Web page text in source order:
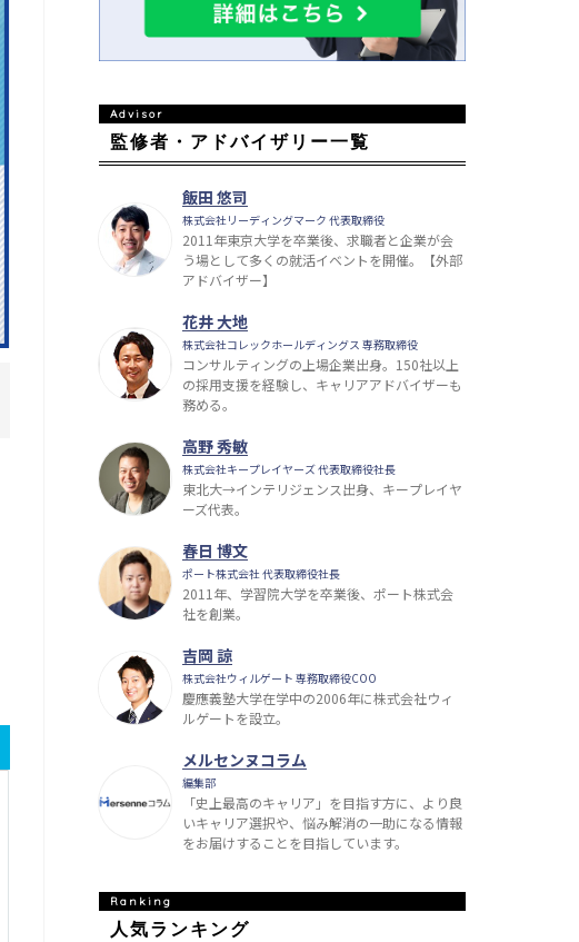
監修者・アドバイザリー一覧
飯田 悠司
株式会社リーディングマーク 代表取締役
2011年東京大学を卒業後、求職者と企業が会
う場として多くの就活イベントを開催。【外部
アドバイザー】
花井 大地
株式会社コレックホールディングス 専務取締役
コンサルティングの上場企業出身。150社以上
の採用支援を経験し、キャリアアドバイザーも
務める。
高野 秀敏
株式会社キープレイヤーズ 代表取締役社長
東北大→インテリジェンス出身、キープレイヤ
ーズ代表。
春日 博文
ポート株式会社 代表取締役社長
2011年、学習院大学を卒業後、ポート株式会
社を創業。
吉岡 諒
株式会社ウィルゲート 専務取締役COO
慶應義塾大学在学中の2006年に株式会社ウィ
ルゲートを設立。
メルセンヌコラム
編集部
「史上最高のキャリア」を目指す方に、より良
いキャリア選択や、悩み解消の一助になる情報
をお届けすることを目指しています。
人気ランキング